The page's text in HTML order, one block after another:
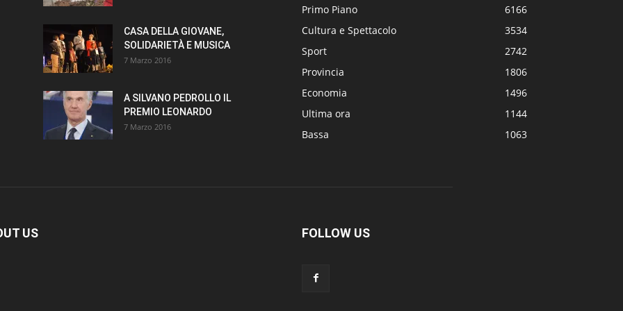
CASA DELLA GIOVANE,
SOLIDARIETÀ E MUSICA
7 Marzo 2016
A SILVANO PEDROLLO IL
PREMIO LEONARDO
7 Marzo 2016
Primo Piano
6166
Cultura e Spettacolo
3534
Sport
2742
Provincia
1806
Economia
1496
Ultima ora
1144
Bassa
1063
US FOLLOW US